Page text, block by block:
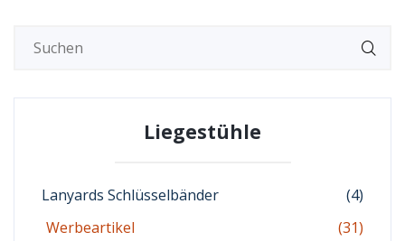
Liegestühle
Lanyards Schlüsselbänder
(4)
Werbeartikel
(31)